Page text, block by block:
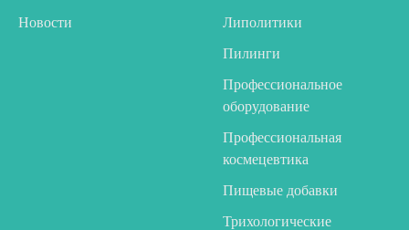
Новости
Липолитики
Пилинги
Профессиональное
оборудование
Профессиональная
космецевтика
Пищевые добавки
Трихологические